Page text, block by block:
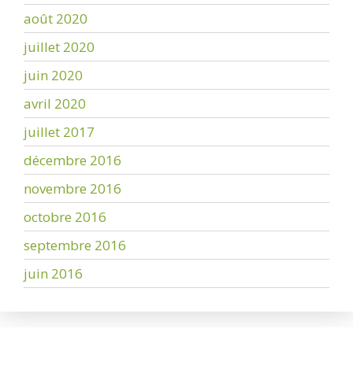
août 2020
juillet 2020
juin 2020
avril 2020
juillet 2017
décembre 2016
novembre 2016
octobre 2016
septembre 2016
juin 2016